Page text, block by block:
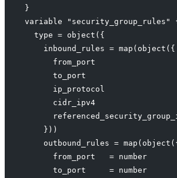
}
variable "security_group_rules"
  type = object({
    inbound_rules = map(object({
from_port
to_port
ip_protocol
cidr_ipv4
    }))
outbound_rules =
      from_port   = number
      to_port     = number